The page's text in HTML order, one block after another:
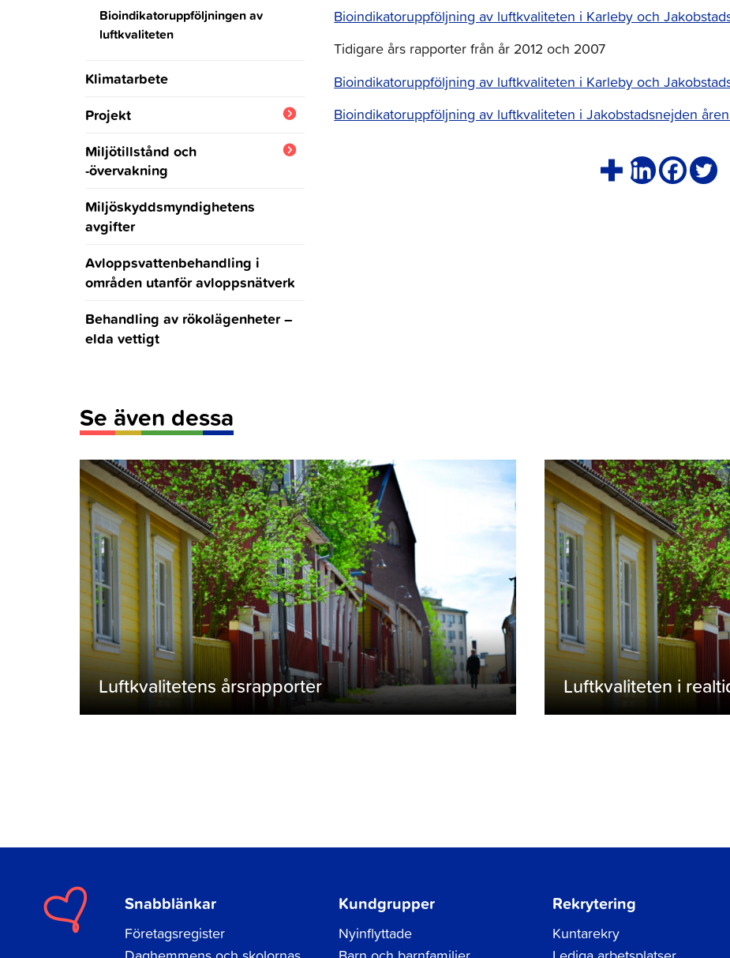
Bioindikatoruppföljningen av
luftkvaliteten
Klimatarbete
Projekt
Permo-, Lövbloms- och
Markusholmsfladan
Nynäsbackens
Stora Lysarholmen
SOTKA-rastplatser
Projektrapporter
växtarter
Talko
PIA-Projekt Invasiva Arter
Miljötillstånd och
-övervakning
Blanketter,
tillståndsansökningar och
anmälningar
Miljöskyddsmyndighetens
avgifter
Avloppsvattenbehandling i
områden utanför avloppsnätverk
Behandling av rökolägenheter –
elda vettigt
Bioindikatoruppföljning av luftkvaliteten i Karleby och
Tidigare års rapporter från år 2012 och 2007
Bioindikatoruppföljning av luftkvaliteten i Karleby och
Bioindikatoruppföljning av luftkvaliteten i Jakobstadsnejden
Se även dessa
Luftkvalitetens årsrapporter Luftkvaliteten i
Snabblänkar
Företagsregister
Kundgrupper
Nyinflyttade
Rekrytering
Kuntarekry